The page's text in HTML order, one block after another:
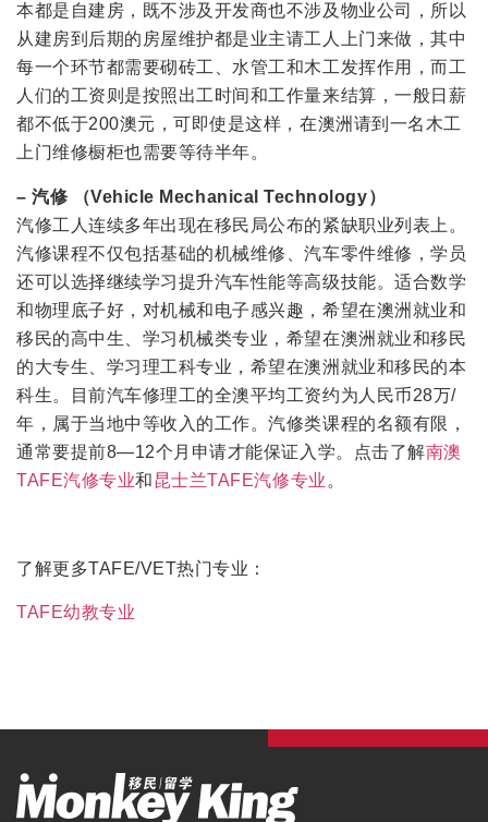
本都是自建房，既不涉及开发商也不涉及物业公司，所以
从建房到后期的房屋维护都是业主请工人上门来做，其中
每一个环节都需要砌砖工、水管工和木工发挥作用，而工
人们的工资则是按照出工时间和工作量来结算，一般日薪
都不低于200澳元，可即使是这样，在澳洲请到一名木工
上门维修橱柜也需要等待半年。
– 汽修 （Vehicle Mechanical Technology）
汽修工人连续多年出现在移民局公布的紧缺职业列表上。
汽修课程不仅包括基础的机械维修、汽车零件维修，学员
还可以选择继续学习提升汽车性能等高级技能。适合数学
和物理底子好，对机械和电子感兴趣，希望在澳洲就业和
移民的高中生、学习机械类专业，希望在澳洲就业和移民
的大专生、学习理工科专业，希望在澳洲就业和移民的本
科生。目前汽车修理工的全澳平均工资约为人民币28万/
年，属于当地中等收入的工作。汽修类课程的名额有限，
通常要提前8—12个月申请才能保证入学。点击了解南澳
TAFE汽修专业和昆士兰TAFE汽修专业 。
了解更多TAFE/VET热门专业：
TAFE幼教专业